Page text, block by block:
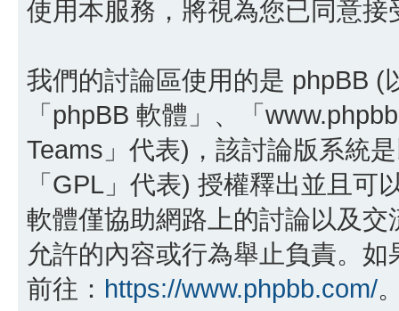
使用本服務，將視為您已同意
我們的討論區使用的是 phpBB
「phpBB 軟體」、「
Teams」代表)，該討論版系統
「GPL」代表) 授權釋出並且可
軟體僅協助網路上的討論以及
允許的內容或行為舉止負責。
前往： https://www.phpbb.com/